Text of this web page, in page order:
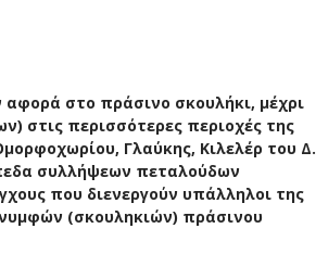
στο πράσινο σκουλήκι, μέχρι
στις περισσότερες περιοχές της
Γλαύκης, Κιλελέρ του Δ.
συλλήψεων πεταλούδων
που διενεργούν υπάλληλοι της
(σκουληκιών) πράσινου